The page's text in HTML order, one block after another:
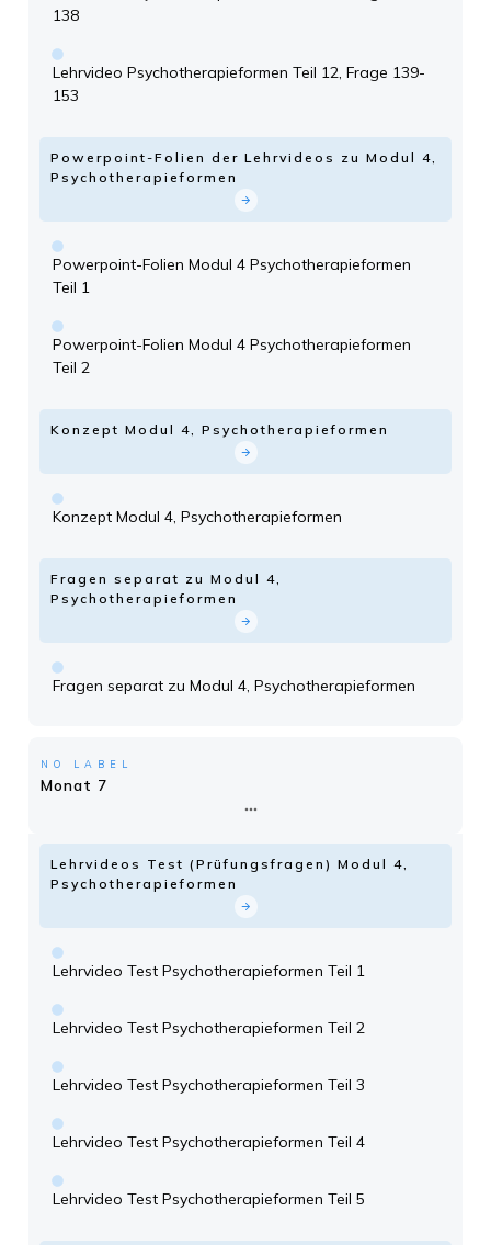
138
Lehrvideo Psychotherapieformen Teil 12, Frage 139-
153
Powerpoint-Folien der Lehrvideos zu Modul 4,
Psychotherapieformen
Powerpoint-Folien Modul 4 Psychotherapieformen
Teil 1
Powerpoint-Folien Modul 4 Psychotherapieformen
Teil 2
Konzept Modul 4, Psychotherapieformen
Konzept Modul 4, Psychotherapieformen
Fragen separat zu Modul 4,
Psychotherapieformen
Fragen separat zu Modul 4, Psychotherapieformen
NO LABEL
Monat 7
Lehrvideos Test (Prüfungsfragen) Modul 4,
Psychotherapieformen
Lehrvideo Test Psychotherapieformen Teil 1
Lehrvideo Test Psychotherapieformen Teil 2
Lehrvideo Test Psychotherapieformen Teil 3
Lehrvideo Test Psychotherapieformen Teil 4
Lehrvideo Test Psychotherapieformen Teil 5